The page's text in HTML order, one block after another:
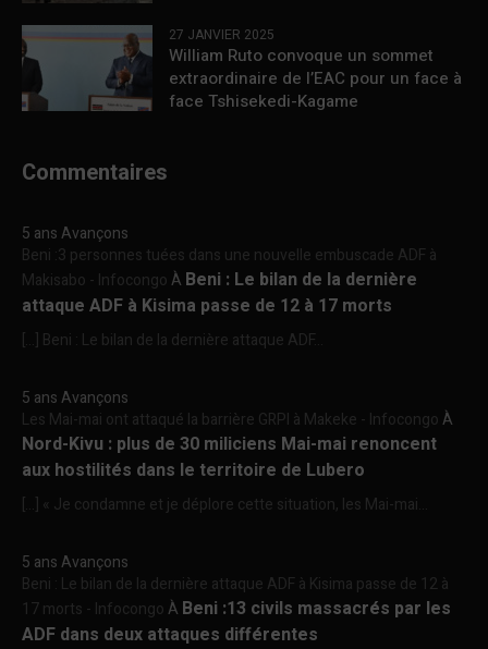
27 JANVIER 2025
William Ruto convoque un sommet
extraordinaire de l’EAC pour un face à
face Tshisekedi-Kagame
Commentaires
5 ans Avançons
Beni :3 personnes tuées dans une nouvelle embuscade ADF à
Makisabo - InfocongoÀ Beni : Le bilan de la dernière
attaque ADF à Kisima passe de 12 à 17 morts
[…] Beni : Le bilan de la dernière attaque ADF...
5 ans Avançons
Les Mai-mai ont attaqué la barrière GRPI à Makeke - InfocongoÀ
Nord-Kivu : plus de 30 miliciens Mai-mai renoncent
aux hostilités dans le territoire de Lubero
[…] « Je condamne et je déplore cette situation, les Mai-mai...
5 ans Avançons
Beni : Le bilan de la dernière attaque ADF à Kisima passe de 12 à
17 morts - InfocongoÀ Beni :13 civils massacrés par les
ADF dans deux attaques différentes